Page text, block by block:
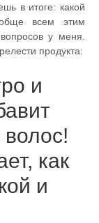
в итоге: какой
всем этим
у меня.
продукта:
и
как
и